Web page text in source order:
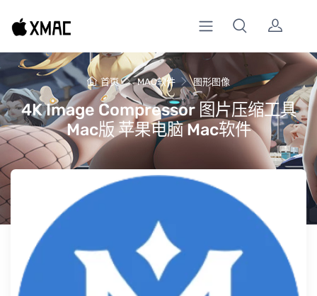
首页 MAC软件 图形图像
4K Image Compressor 图片压缩工具
Mac版 苹果电脑 Mac软件